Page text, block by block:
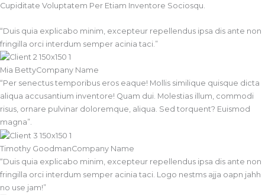
Cupiditate Voluptatem Per Etiam Inventore Sociosqu.
“Duis quia explicabo minim, excepteur repellendus ipsa dis ante non
fringilla orci interdum semper acinia taci.”
Mia BettyCompany Name
“Per senectus temporibus eros eaque! Mollis similique quisque dicta
aliqua accusantium inventore! Quam dui. Molestias illum, commodi
risus, ornare pulvinar doloremque, aliqua. Sed torquent? Euismod
magna”.
Timothy GoodmanCompany Name
“Duis quia explicabo minim, excepteur repellendus ipsa dis ante non
fringilla orci interdum semper acinia taci. Logo nestms ajja oapn jahh
no use jam!”